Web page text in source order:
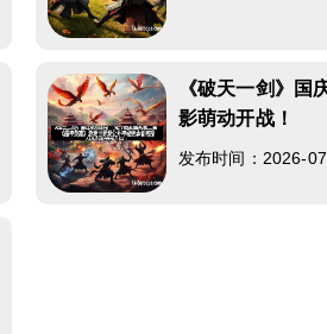
《破天一剑》国
影萌动开战！
发布时间：2026-